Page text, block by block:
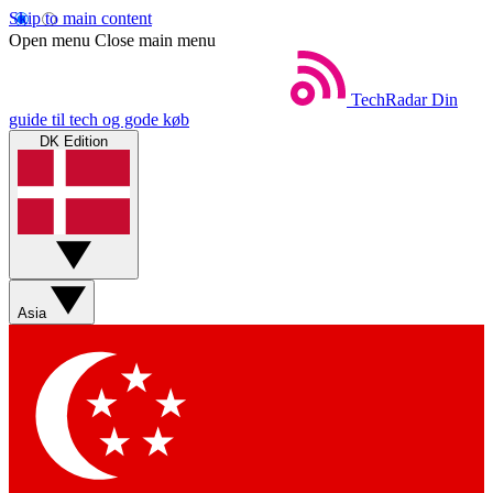
Skip to main content
Open menu Close main menu
TechRadar Din
guide til tech og gode køb
DK Edition
Asia